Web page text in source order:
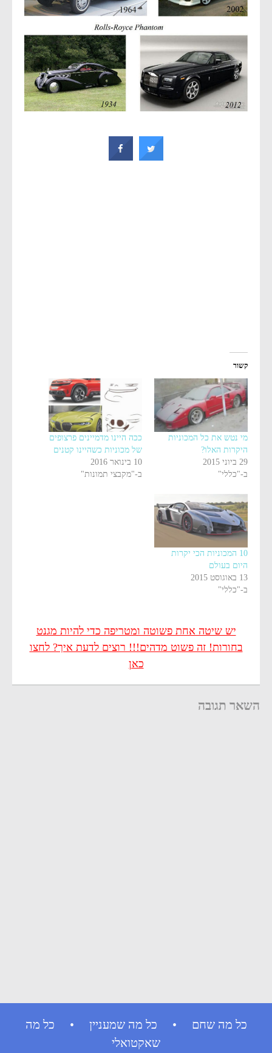
קשור
מי נטש את כל המכוניות
היקרות האלו?
29 ביוני 2015
ב-"כללי"
ככה היינו מדמיינים פרצופים
של מכוניות כשהיינו קטנים
10 בינואר 2016
ב-"מקבצי תמונות"
10 המכוניות הכי יקרות
היום בעולם
13 באוגוסט 2015
ב-"כללי"
יש שיטה אחת פשוטה ומטריפה כדי להיות מגנט
בחורות! זה פשוט מדהים!!! רוצים לדעת איך? לחצו
כאן
השאר תגובה
כל מה שחם • כל מה שמעניין • כל מה
שאקטואלי